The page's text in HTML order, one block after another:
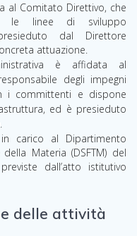
al Comitato Direttivo, che
le linee di sviluppo
dal Direttore
attuazione.
è affidata al
degli impegni
i committenti e dispone
ed è presieduto
carico al Dipartimento
Materia (DSFTM) del
dall’atto istitutivo
delle attività